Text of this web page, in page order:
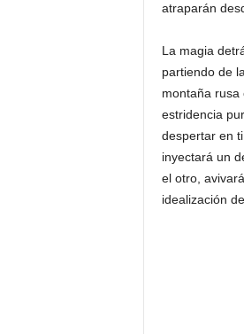
atraparán
La magia
partiendo de
montaña rusa
estridencia
despertar en
inyectará un
el otro,
idealización